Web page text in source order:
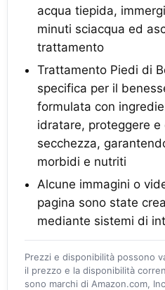
acqua tiepida,
minuti sciacqua ed
trattamento
Trattamento Piedi di
specifica per il
formulata con
idratare, proteggere e
secchezza,
morbidi e nutriti
Alcune immagini o
pagina sono state
mediante sistemi di
Prezzi e disponibilità possono
il prezzo e la disponibilità
sono marchi di Amazon.com,